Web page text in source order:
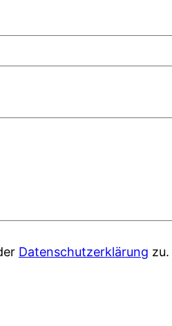
Datenschutzerklärung zu.